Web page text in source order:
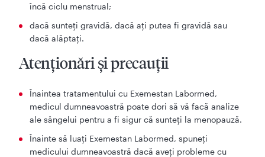
încă ciclu menstrual;
dacă sunteţi gravidă, dacă aţi putea fi gravidă sau
dacă alăptaţi.
Atenționări și precauții
Înaintea tratamentului cu Exemestan Labormed,
medicul dumneavoastră poate dori să vă facă analize
ale sângelui pentru a fi sigur că sunteţi la menopauză.
Înainte să luaţi Exemestan Labormed, spuneţi
medicului dumneavoastră dacă aveţi probleme cu